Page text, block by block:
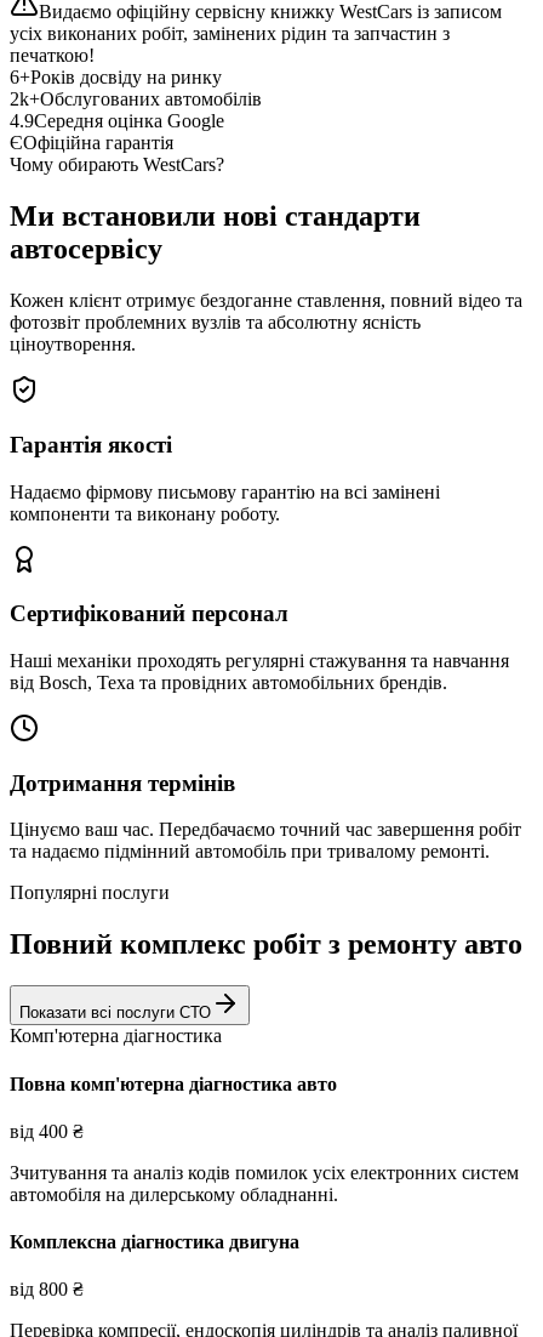
Видаємо офіційну сервісну книжку WestCars із записом
усіх виконаних робіт, замінених рідин та запчастин з
печаткою!
6+Років досвіду на ринку
2k+Обслугованих автомобілів
4.9Середня оцінка Google
ЄОфіційна гарантія
Чому обирають WestCars?
Ми встановили нові стандарти
автосервісу
Кожен клієнт отримує бездоганне ставлення, повний відео та
фотозвіт проблемних вузлів та абсолютну ясність
ціноутворення.
Гарантія якості
Надаємо фірмову письмову гарантію на всі замінені
компоненти та виконану роботу.
Сертифікований персонал
Наші механіки проходять регулярні стажування та навчання
від Bosch, Texa та провідних автомобільних брендів.
Дотримання термінів
Цінуємо ваш час. Передбачаємо точний час завершення робіт
та надаємо підмінний автомобіль при тривалому ремонті.
Популярні послуги
Повний комплекс робіт з ремонту авто
Показати всі послуги СТО
Комп'ютерна діагностика
Повна комп'ютерна діагностика авто
від 400 ₴
Зчитування та аналіз кодів помилок усіх електронних систем
автомобіля на дилерському обладнанні.
Комплексна діагностика двигуна
від 800 ₴
Перевірка компресії, ендоскопія циліндрів та аналіз паливної